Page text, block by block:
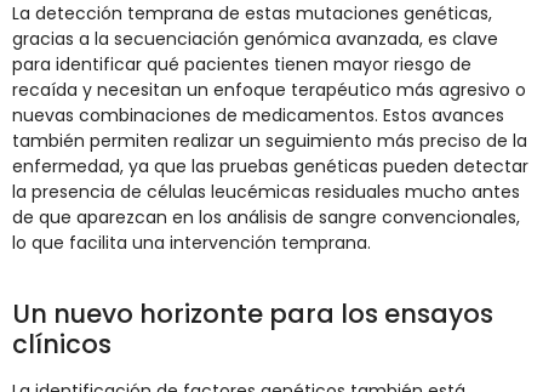
La detección temprana de estas mutaciones genéticas,
gracias a la secuenciación genómica avanzada, es clave
para identificar qué pacientes tienen mayor riesgo de
recaída y necesitan un enfoque terapéutico más agresivo o
nuevas combinaciones de medicamentos. Estos avances
también permiten realizar un seguimiento más preciso de la
enfermedad, ya que las pruebas genéticas pueden detectar
la presencia de células leucémicas residuales mucho antes
de que aparezcan en los análisis de sangre convencionales,
lo que facilita una intervención temprana.
Un nuevo horizonte para los ensayos
clínicos